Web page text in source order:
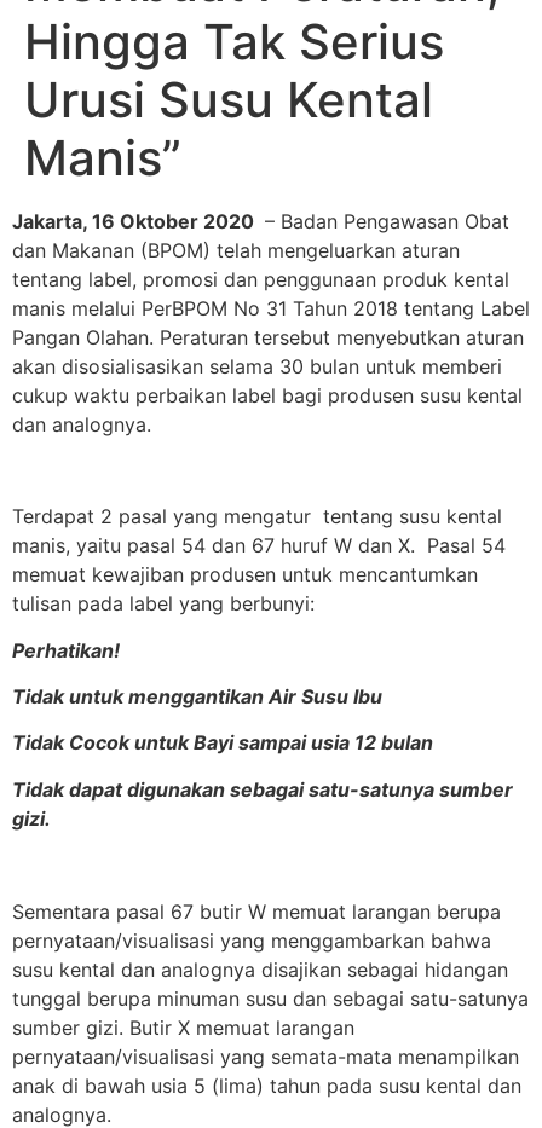
Hingga Tak Serius
Urusi Susu Kental
Manis”
Jakarta, 16 Oktober 2020 – Badan Pengawasan Obat
dan Makanan (BPOM) telah mengeluarkan aturan
tentang label, promosi dan penggunaan produk kental
manis melalui PerBPOM No 31 Tahun 2018 tentang Label
Pangan Olahan. Peraturan tersebut menyebutkan aturan
akan disosialisasikan selama 30 bulan untuk memberi
cukup waktu perbaikan label bagi produsen susu kental
dan analognya.
Terdapat 2 pasal yang mengatur tentang susu kental
manis, yaitu pasal 54 dan 67 huruf W dan X. Pasal 54
memuat kewajiban produsen untuk mencantumkan
tulisan pada label yang berbunyi:
Perhatikan!
Tidak untuk menggantikan Air Susu Ibu
Tidak Cocok untuk Bayi sampai usia 12 bulan
Tidak dapat digunakan sebagai satu-satunya sumber
gizi.
Sementara pasal 67 butir W memuat larangan berupa
pernyataan/visualisasi yang menggambarkan bahwa
susu kental dan analognya disajikan sebagai hidangan
tunggal berupa minuman susu dan sebagai satu-satunya
sumber gizi. Butir X memuat larangan
pernyataan/visualisasi yang semata-mata menampilkan
anak di bawah usia 5 (lima) tahun pada susu kental dan
analognya.